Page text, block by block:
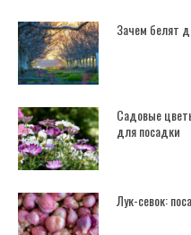
Зачем белят
Садовые
для посадки
Лук-севок: